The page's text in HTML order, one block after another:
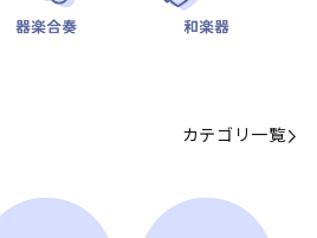
カテゴリ一覧